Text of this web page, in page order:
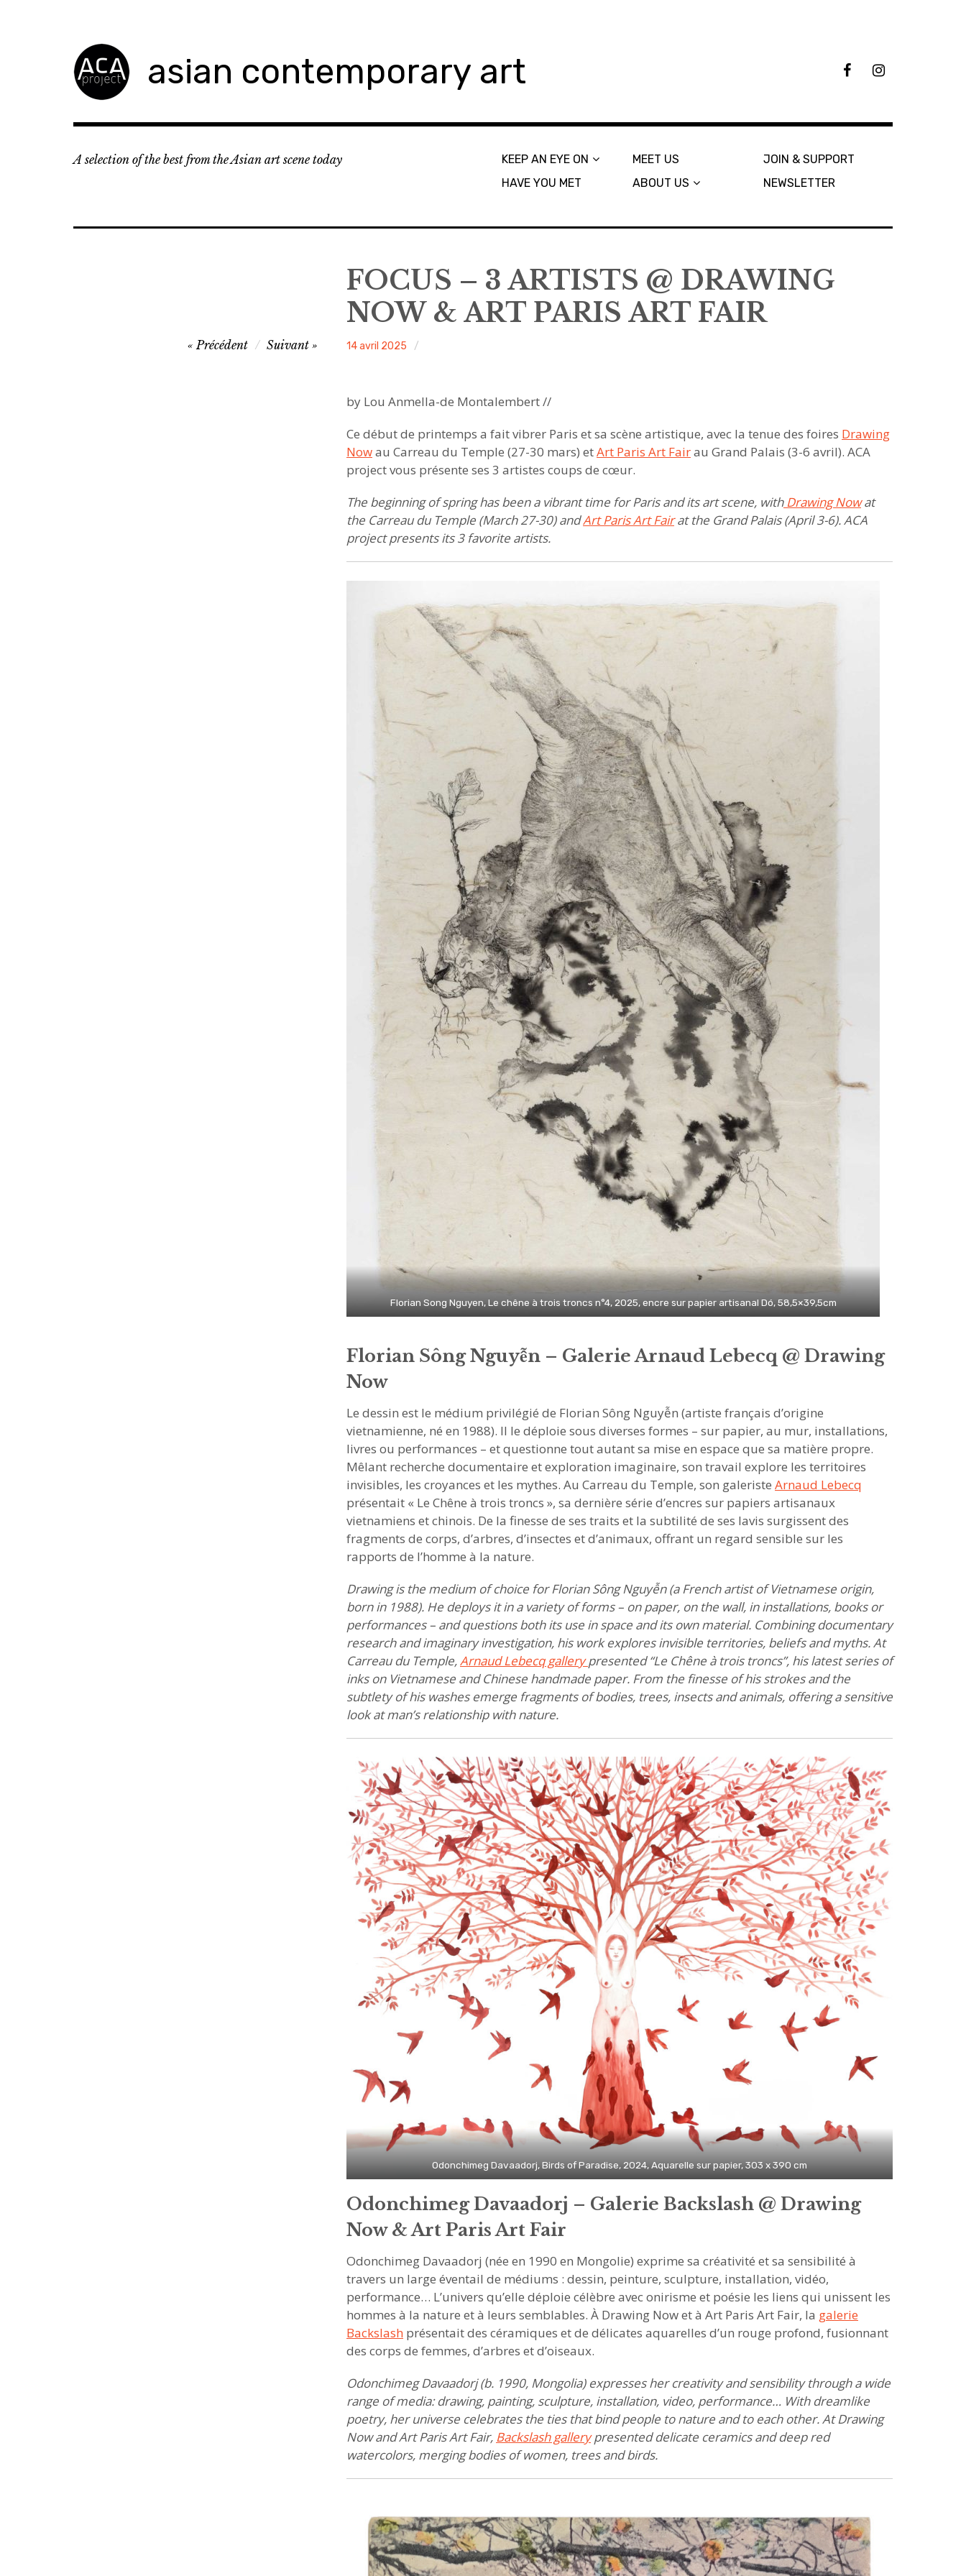
asian contemporary art
a
A selection of the best from the Asian art scene today
KEEP AN EYE ON
HAVE YOU MET
MEET US
ABOUT US
JOIN & SUPPORT
NEWSLETTER
FOCUS – 3 ARTISTS @ DRAWING
NOW & ART PARIS ART FAIR
ACA
14 avril 2025
Précédent Suivant
by Lou Anmella-de Montalembert //
Ce début de printemps a fait vibrer Paris et sa scène artistique, avec la tenue des foires Drawing
Nowau Carreau du Temple (27-30 mars) etArt Paris Art Fairau Grand Palais (3-6 avril). ACA
project vous présente ses 3 artistes coups de cœur.
The beginning of spring has been a vibrant time for Paris and its art scene, withDrawing Nowat
the Carreau du Temple (March 27-30) andArt Paris Art Fairat the Grand Palais (April 3-6). ACA
project presents its 3 favorite artists.
Florian Song Nguyen, Le chêne à trois troncs n°4, 2025, encre sur papier artisanal Dó, 58,5×39,5cm
Florian Sông Nguyễn – Galerie Arnaud Lebecq @ Drawing
Now
Le dessin est le médium privilégié de Florian Sông Nguyễn (artiste français d’origine
vietnamienne, né en 1988). Il le déploie sous diverses formes – sur papier, au mur, installations,
livres ou performances – et questionne tout autant sa mise en espace que sa matière propre.
Mêlant recherche documentaire et exploration imaginaire, son travail explore les territoires
invisibles, les croyances et les mythes. Au Carreau du Temple, son galeristeArnaud Lebecq
présentait « Le Chêne à trois troncs », sa dernière série d’encres sur papiers artisanaux
vietnamiens et chinois. De la finesse de ses traits et la subtilité de ses lavis surgissent des
fragments de corps, d’arbres, d’insectes et d’animaux, offrant un regard sensible sur les
rapports de l’homme à la nature.
Drawing is the medium of choice for FlorianSông Nguyễn(a French artist of Vietnamese origin,
born in 1988). He deploys it in a variety of forms – on paper, on the wall, in installations, books or
performances – and questions both its use in space and its own material. Combining documentary
research and imaginary investigation, his work explores invisible territories, beliefs and myths. At
Carreau du Temple, Arnaud Lebecq gallerypresented “Le Chêne à trois troncs”, his latest series of
inks on Vietnamese and Chinese handmade paper. From the finesse of his strokes and the
subtlety of his washes emerge fragments of bodies, trees, insects and animals, offering a sensitive
look at man’s relationship with nature.
Odonchimeg Davaadorj, Birds of Paradise, 2024, Aquarelle sur papier, 303 x 390 cm
Odonchimeg Davaadorj – Galerie Backslash @ Drawing
Now & Art Paris Art Fair
Odonchimeg Davaadorj (née en 1990 en Mongolie) exprime sa créativité et sa sensibilité à
travers un large éventail de médiums : dessin, peinture, sculpture, installation, vidéo,
performance… L’univers qu’elle déploie célèbre avec onirisme et poésie les liens qui unissent les
hommes à la nature et à leurs semblables. À Drawing Now et à Art Paris Art Fair, la galerie
Backslash présentait des céramiques et de délicates aquarelles d’un rouge profond, fusionnant
des corps de femmes, d’arbres et d’oiseaux.
Odonchimeg Davaadorj (b. 1990, Mongolia) expresses her creativity and sensibility through a wide
range of media: drawing, painting, sculpture, installation, video, performance… With dreamlike
poetry, her universe celebratesthe ties that bind people to nature and to each other. At Drawing
Now and Art Paris Art Fair, Backslash gallerypresented delicate ceramics and deep red
watercolors, merging bodies of women, trees and birds.